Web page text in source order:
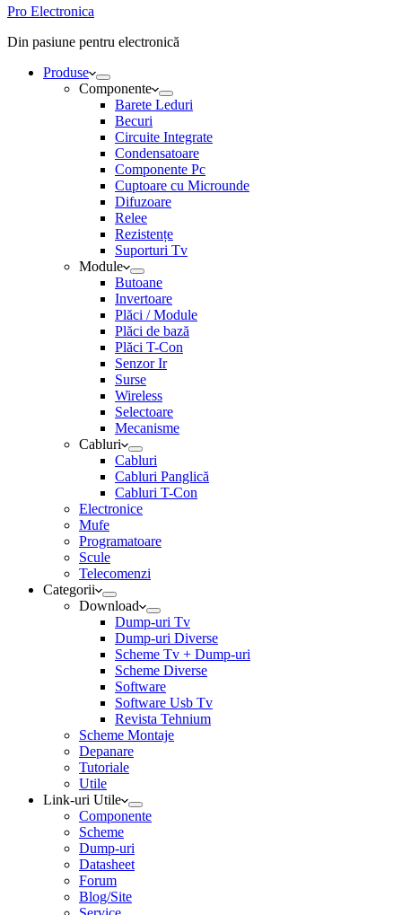
Pro Electronica
Din pasiune pentru electronică
Produse
Componente
Barete Leduri
Becuri
Circuite Integrate
Condensatoare
Componente Pc
Cuptoare cu Microunde
Difuzoare
Relee
Rezistențe
Suporturi Tv
Module
Butoane
Invertoare
Plăci / Module
Plăci de bază
Plăci T-Con
Senzor Ir
Surse
Wireless
Selectoare
Mecanisme
Cabluri
Cabluri
Cabluri Panglică
Cabluri T-Con
Electronice
Mufe
Programatoare
Scule
Telecomenzi
Categorii
Download
Dump-uri Tv
Dump-uri Diverse
Scheme Tv + Dump-uri
Scheme Diverse
Software
Software Usb Tv
Revista Tehnium
Scheme Montaje
Depanare
Tutoriale
Utile
Link-uri Utile
Componente
Scheme
Dump-uri
Datasheet
Forum
Blog/Site